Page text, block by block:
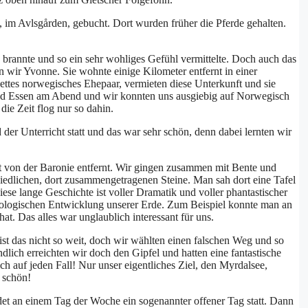
Avlsgården, gebucht. Dort wurden früher die Pferde gehalten.
und so ein sehr wohliges Gefühl vermittelte. Doch auch das
wir Yvonne. Sie wohnte einige Kilometer entfernt in einer
norwegisches Ehepaar, vermieten diese Unterkunft und sie
Essen am Abend und wir konnten uns ausgiebig auf Norwegisch
Zeit flog nur so dahin.
Unterricht statt und das war sehr schön, denn dabei lernten wir
der Baronie entfernt. Wir gingen zusammen mit Bente und
dort zusammengetragenen Steine. Man sah dort eine Tafel
lange Geschichte ist voller Dramatik und voller phantastischer
Entwicklung unserer Erde. Zum Beispiel konnte man an
Das alles war unglaublich interessant für uns.
das nicht so weit, doch wir wählten einen falschen Weg und so
erreichten wir doch den Gipfel und hatten eine fantastische
auf jeden Fall! Nur unser eigentliches Ziel, den Myrdalsee,
einem Tag der Woche ein sogenannter offener Tag statt. Dann